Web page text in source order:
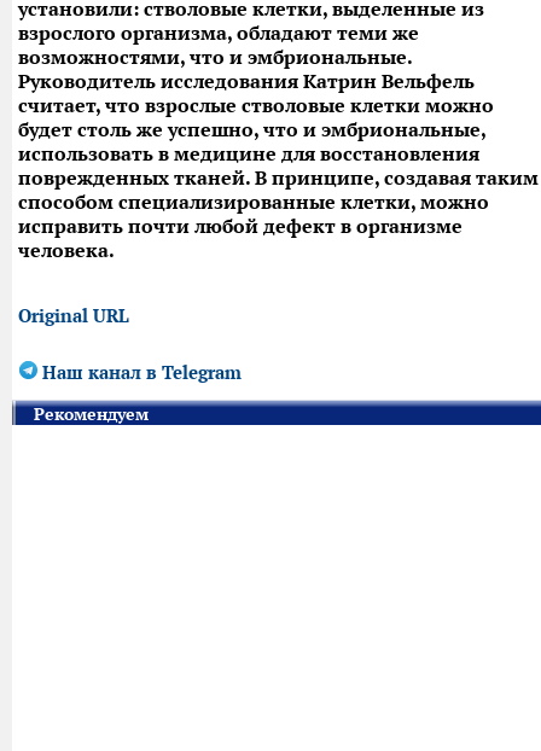
установили: стволовые клетки, выделенные из
взрослого организма, обладают теми же
возможностями, что и эмбриональные.
Руководитель исследования Катрин Вельфель
считает, что взрослые стволовые клетки можно
будет столь же успешно, что и эмбриональные,
использовать в медицине для восстановления
поврежденных тканей. В принципе, создавая таким
способом специализированные клетки, можно
исправить почти любой дефект в организме
человека.
Original URL
Наш канал в Telegram
Рекомендуем